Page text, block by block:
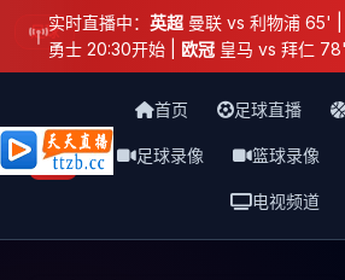
实时直播中： 英超 曼联 vs 利物浦 65' |
勇士 20:30开始 | 欧冠 皇马 vs 拜仁 78'
天天直播网
首页 足球直播
足球录像 篮球录像
电视频道
足球